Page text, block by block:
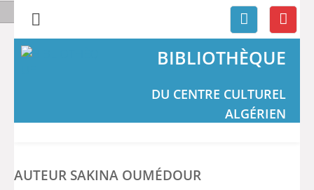
BIBLIOTHÈQUE
DU CENTRE CULTUREL
ALGÉRIEN
AUTEUR SAKINA OUMÉDOUR